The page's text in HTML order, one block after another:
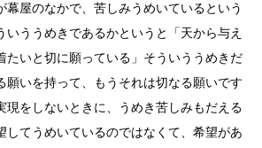
幕屋のなかで、苦しみうめいているという
いううめきであるかというと「天から与え
たいと切に願っている」そういううめきだ
願いを持って、もうそれは切なる願いです
現をしないときに、うめき苦しみもだえる
してうめいているのではなくて、希望があ